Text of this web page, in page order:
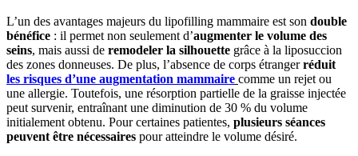
L’un des avantages majeurs du lipofilling mammaire est son double
bénéfice : il permet non seulement d’augmenter le volume des
seins, mais aussi de remodeler la silhouette grâce à la liposuccion
des zones donneuses. De plus, l’absence de corps étrangerréduit
les risques d’une augmentation mammaire comme un rejet ou
une allergie. Toutefois, une résorption partielle de la graisse injectée
peut survenir, entraînant une diminution de 30 % du volume
initialement obtenu. Pour certaines patientes, plusieurs séances
peuvent être nécessaires pour atteindre le volume désiré.